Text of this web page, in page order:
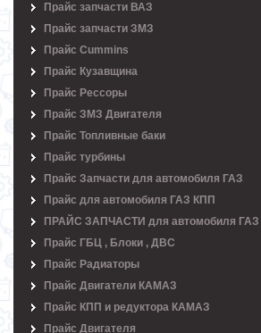
Прайс запчасти ВАЗ
Прайс запчасти ЗМЗ
Прайс Cummins
Прайс Кузавщина
Прайс Рессоры
Прайс ЗМЗ Двигателя
Прайс Топливные баки
Прайс турбины
Прайс Запчасти для автомобиля ГАЗ
Прайс для автомобиля ГАЗ КПП
ПРАЙС ЗАПЧАСТИ для автомобиля
Прайс ГБЦ , Блоки , ДВС
Прайс Радиаторы
Прайс Двигатели КАМАЗ
Прайс КПП и редуктора КАМАЗ
Прайс Двигателя